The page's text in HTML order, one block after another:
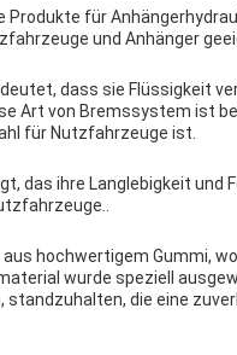
für
und Anhänger
dass sie Flüssigkeit
Art von Bremssystem ist
für Nutzfahrzeuge ist.
das ihre Langlebigkeit und
hochwertigem Gummi,
wurde speziell
die eine